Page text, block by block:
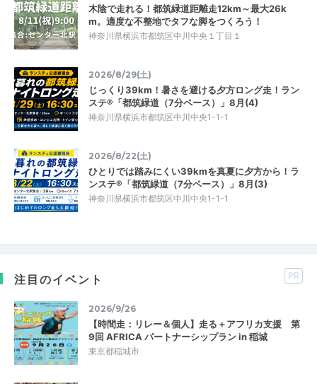
木陰で走れる！都筑緑道距離走12km～最大26k
m。適度な不整地でタフな脚をつくろう！
神奈川県横浜市都筑区中川中央１丁目１
2026/8/29(土)
じっくり39km！暑さを避ける夕方ロング走！ラン
ステ®「都筑緑道（7分ペース）」8月(4)
神奈川県横浜市都筑区中川中央1-1-1
2026/8/22(土)
ひとりでは踏みにくい39kmを真夏に夕方から！ラ
ンステ®「都筑緑道（7分ペース）」8月(3)
神奈川県横浜市都筑区中川中央1-1-1
注目のイベント PR
2026/9/26
【時間走：リレー＆個人】走る＋アフリカ支援 第
9回 AFRICA パートナーシップラン in 稲城
東京都稲城市